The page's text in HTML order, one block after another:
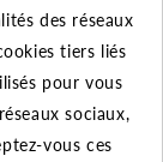
des réseaux
tiers liés
pour vous
sociaux,
vous ces